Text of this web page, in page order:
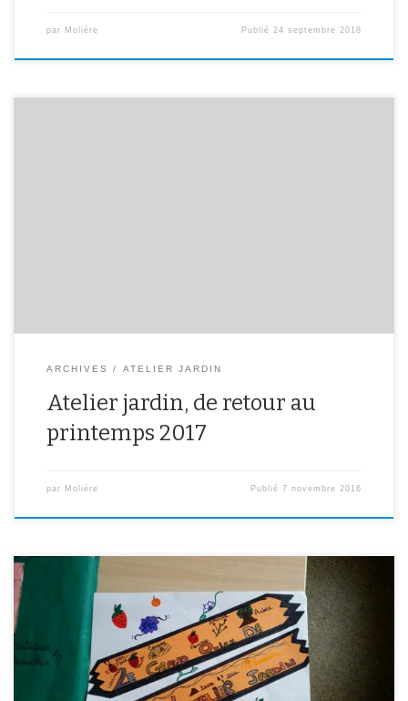
par Molière Publié24 septembre 2018
ARCHIVES ATELIER JARDIN
Atelier jardin, de retour au
printemps 2017
par Molière Publié7 novembre 2016
Les élèves de l’atelier jardin ont choisi de clôturer l’année par un
grand quiz à l’intention de tous les élèves du collège. Pour cela, ils
ont réalisé des affiches sur le thème des plantes aromatiques pour
aider leurs camarades à remporter le grand prix qui était un kit de